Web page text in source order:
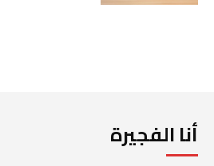
أنا الفجيرة